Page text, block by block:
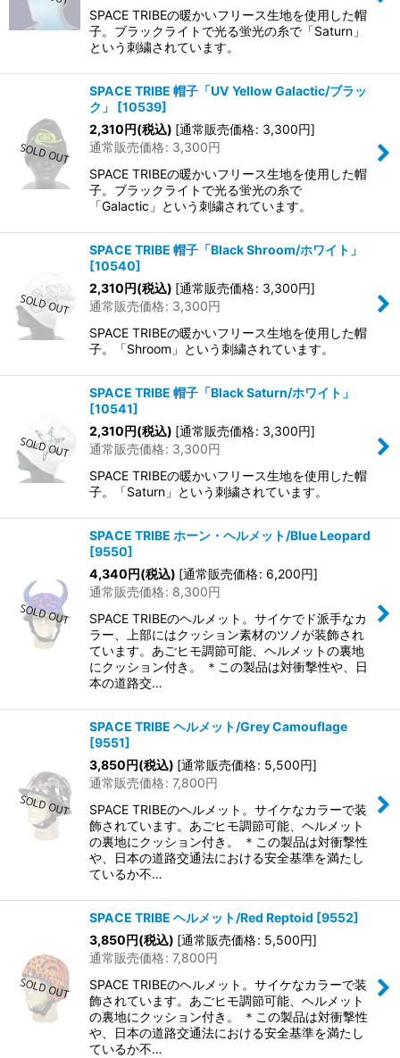
SPACE TRIBEの暖かいフリース生地を使用した帽
子。ブラックライトで光る蛍光の糸で「Saturn」
という刺繍されています。
SPACE TRIBE 帽子「UV Yellow Galactic/ブラッ
ク」
[10539]
2,310円(税込) [通常販売価格: 3,300円]
通常販売価格: 3,300円
SPACE TRIBEの暖かいフリース生地を使用した帽
子。ブラックライトで光る蛍光の糸で
「Galactic」という刺繍されています。
SPACE TRIBE 帽子「Black Shroom/ホワイト」
[10540]
2,310円(税込) [通常販売価格: 3,300円]
通常販売価格: 3,300円
SPACE TRIBEの暖かいフリース生地を使用した帽
子。「Shroom」という刺繍されています。
SPACE TRIBE 帽子「Black Saturn/ホワイト」
[10541]
2,310円(税込) [通常販売価格: 3,300円]
通常販売価格: 3,300円
SPACE TRIBEの暖かいフリース生地を使用した帽
子。「Saturn」という刺繍されています。
SPACE TRIBE ホーン・ヘルメット/Blue Leopard
[9550]
4,340円(税込) [通常販売価格: 6,200円]
通常販売価格: 8,300円
SPACE TRIBEのヘルメット。サイケでド派手なカ
ラー、上部にはクッション素材のツノが装飾され
ています。あごヒモ調節可能、ヘルメットの裏地
にクッション付き。 ＊この製品は対衝撃性や、日
本の道路交…
SPACE TRIBE ヘルメット/Grey Camouflage
[9551]
3,850円(税込) [通常販売価格: 5,500円]
通常販売価格: 7,800円
SPACE TRIBEのヘルメット。サイケなカラーで装
飾されています。あごヒモ調節可能、ヘルメット
の裏地にクッション付き。 ＊この製品は対衝撃性
や、日本の道路交通法における安全基準を満たし
ているか不…
SPACE TRIBE ヘルメット/Red Reptoid [9552]
3,850円(税込) [通常販売価格: 5,500円]
通常販売価格: 7,800円
SPACE TRIBEのヘルメット。サイケなカラーで装
飾されています。あごヒモ調節可能、ヘルメット
の裏地にクッション付き。 ＊この製品は対衝撃性
や、日本の道路交通法における安全基準を満たし
ているか不…